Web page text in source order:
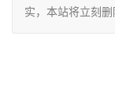
实，本站将立刻删